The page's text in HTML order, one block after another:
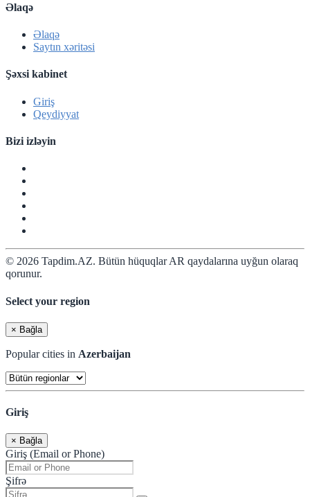
Əlaqə
Əlaqə
Saytın xəritəsi
Şəxsi kabinet
Giriş
Qeydiyyat
Bizi izləyin
© 2026 Tapdim.AZ. Bütün hüquqlar AR qaydalarına uyğun olaraq
qorunur.
Select your region
× Bağla
Popular cities in Azerbaijan
Giriş
× Bağla
Giriş (Email or Phone)
Şifrə